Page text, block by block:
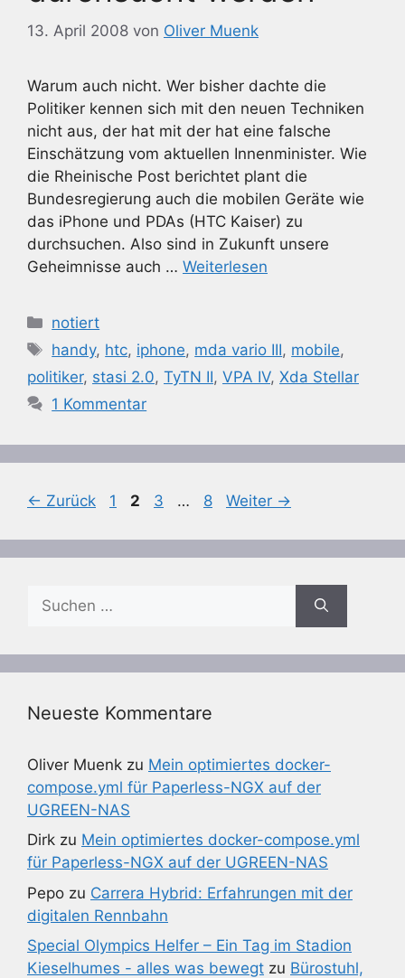
13. April 2008 von Oliver Muenk
Warum auch nicht. Wer bisher dachte die
Politiker kennen sich mit den neuen Techniken
nicht aus, der hat mit der hat eine falsche
Einschätzung vom aktuellen Innenminister. Wie
die Rheinische Post berichtet plant die
Bundesregierung auch die mobilen Geräte wie
das iPhone und PDAs (HTC Kaiser) zu
durchsuchen. Also sind in Zukunft unsere
Geheimnisse auch … Weiterlesen
Kategorien
notiert
Schlagwörter
handy, htc, iphone, mda vario III, mobile,
politiker, stasi 2.0, TyTN II, VPA IV, Xda Stellar
1 Kommentar
← Zurück Seite
1 Seite
2 Seite
3 … Seite
8 Weiter →
nach:
Neueste Kommentare
Oliver Muenk zu Mein optimiertes docker-
compose.yml für Paperless-NGX auf der
UGREEN-NAS
Dirk zu Mein optimiertes docker-compose.yml
für Paperless-NGX auf der UGREEN-NAS
Pepo zu Carrera Hybrid: Erfahrungen mit der
digitalen Rennbahn
Special Olympics Helfer – Ein Tag im Stadion
Kieselhumes - alles was bewegt zu Bürostuhl,